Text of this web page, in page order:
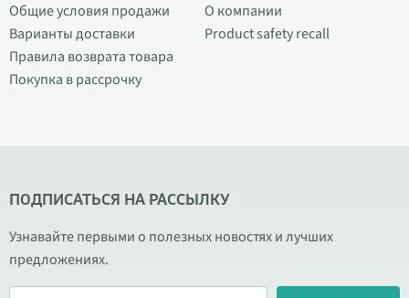
Общие условия продажи
Варианты доставки
Правила возврата товара
Покупка в рассрочку
О компании
Product safety recall
ПОДПИСАТЬСЯ НА РАССЫЛКУ
Узнавайте первыми о полезных новостях и лучших
предложениях.